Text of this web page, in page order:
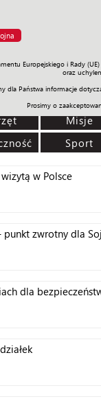
Europejskiego i Rady
oraz
dla Państwa informacje
Prosimy o
Prawo Świat
Misje
Sport
w Polsce
punkt zwrotny dla
dla